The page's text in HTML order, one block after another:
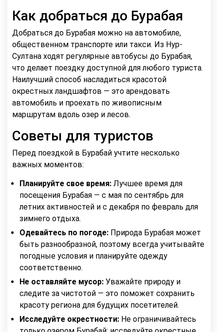
Как добраться до Бурабая
Добраться до Бурабая можно на автомобиле,
общественном транспорте или такси. Из Нур-
Султана ходят регулярные автобусы до Бурабая,
что делает поездку доступной для любого туриста.
Наилучший способ насладиться красотой
окрестных ландшафтов — это арендовать
автомобиль и проехать по живописным
маршрутам вдоль озер и лесов.
Советы для туристов
Перед поездкой в Бурабай учтите несколько
важных моментов:
Планируйте свое время: Лучшее время для
посещения Бурабая — с мая по сентябрь для
летних активностей и с декабря по февраль для
зимнего отдыха.
Одевайтесь по погоде: Природа Бурабая может
быть разнообразной, поэтому всегда учитывайте
погодные условия и планируйте одежду
соответственно.
Не оставляйте мусор: Уважайте природу и
следите за чистотой — это поможет сохранить
красоту региона для будущих посетителей.
Исследуйте окрестности: Не ограничивайтесь